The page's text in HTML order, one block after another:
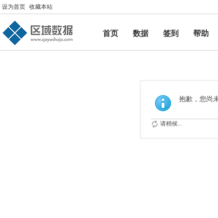
设为首页 收藏本站
首页 数据 签到
帮助
帮助
抱歉，您尚
请稍候...